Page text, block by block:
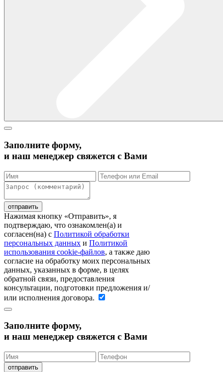
Заполните форму,
и наш менеджер свяжется с Вами
Нажимая кнопку «Отправить», я
подтверждаю, что ознакомлен(а) и
согласен(на) c Политикой обработки
персональных данных и Политикой
использования cookie-файлов, а также даю
согласие на обработку моих персональных
данных, указанных в форме, в целях
обратной связи, предоставления
консультации, подготовки предложения и/
или исполнения договора.
Заполните форму,
и наш менеджер свяжется с Вами